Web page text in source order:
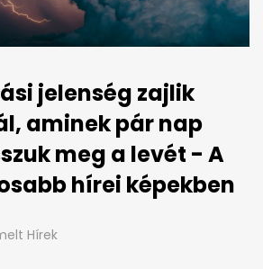
jelenség zajlik
aminek pár nap
meg a levét - A
hírei képekben
Hírek